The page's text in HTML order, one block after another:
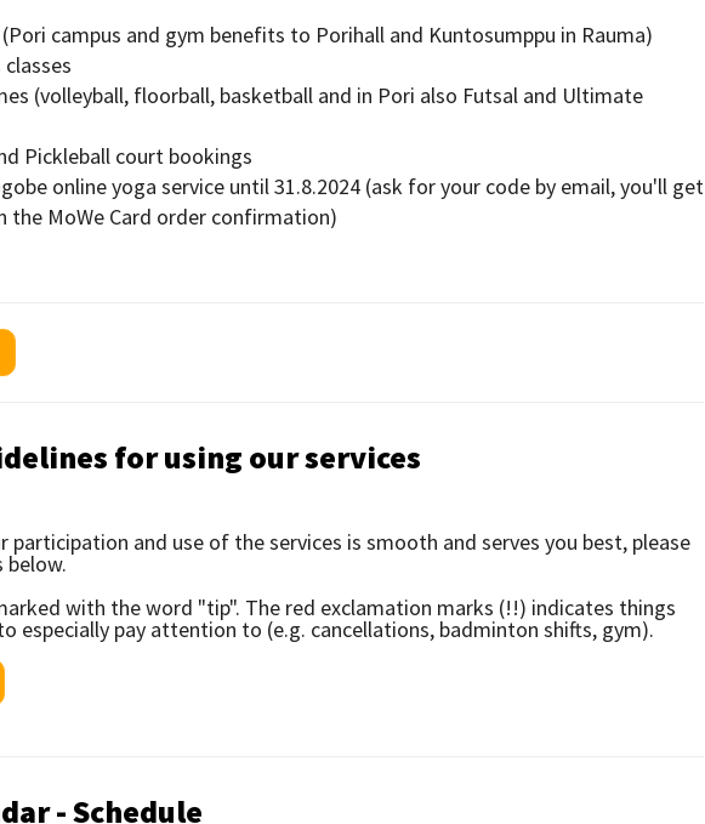
(Pori campus and gym benefits to Porihall and Kuntosumppu in Rauma)
(volleyball, floorball, basketball and in Pori also Futsal and Ultimate
Pickleball court bookings
online yoga service until 31.8.2024 (ask for your code by email, you'll get
the MoWe Card order confirmation)
for using our services
participation and use of the services is smooth and serves you best, please
below.
with the word "tip". The red exclamation marks (!!) indicates things
especially pay attention to (e.g. cancellations, badminton shifts, gym).
- Schedule